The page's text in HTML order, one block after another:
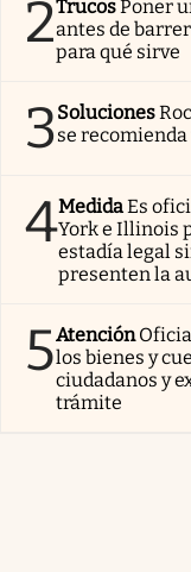
2TrucosPoner
antes de
para qué sirve
3Soluciones
se
4MedidaEs
York e Illinois
estadía legal
presenten la
5Atención
los bienes y
ciudadanos y
trámite